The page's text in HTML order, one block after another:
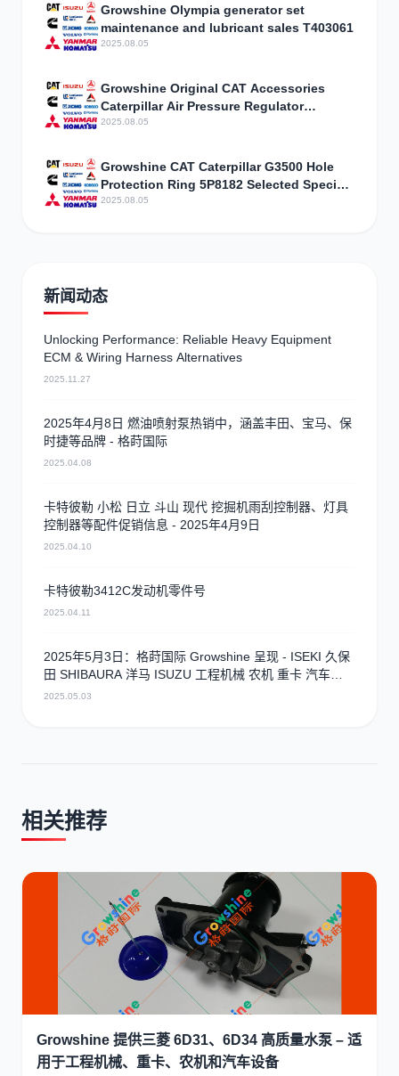
Growshine Olympia generator set
maintenance and lubricant sales T403061
2025.08.05
Growshine Original CAT Accessories
Caterpillar Air Pressure Regulator
Assembly 3301843 Parameter
2025.08.05
Growshine CAT Caterpillar G3500 Hole
Protection Ring 5P8182 Selected Special
Offers
2025.08.05
新闻动态
Unlocking Performance: Reliable Heavy Equipment
ECM & Wiring Harness Alternatives
2025.11.27
2025年4月8日 燃油喷射泵热销中，涵盖丰田、宝马、保
时捷等品牌 - 格莳国际
2025.04.08
卡特彼勒 小松 日立 斗山 现代 挖掘机雨刮控制器、灯具
控制器等配件促销信息 - 2025年4月9日
2025.04.10
卡特彼勒3412C发动机零件号
2025.04.11
2025年5月3日：格莳国际 Growshine 呈现 - ISEKI 久保
田 SHIBAURA 洋马 ISUZU 工程机械 农机 重卡 汽车
RHF3 涡轮增压器及配件 海量现货供应
2025.05.03
相关推荐
Growshine 提供三菱 6D31、6D34 高质量水泵 – 适
用于工程机械、重卡、农机和汽车设备